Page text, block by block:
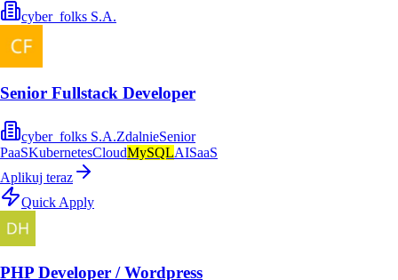
cyber_folks S.A.
Senior Fullstack Developer
cyber_folks S.A.ZdalnieSenior
PaaSKubernetesCloudMySQLAISaaS
Aplikuj teraz
Quick Apply
PHP Developer / Wordpress